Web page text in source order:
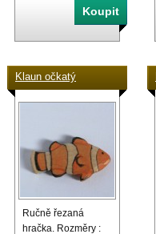
Klaun očkatý
Ručně řezaná
hračka. Rozměry :